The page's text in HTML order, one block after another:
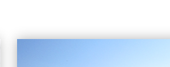
hors charges, auxquels s'ajoutent
recherchée pour son confort et